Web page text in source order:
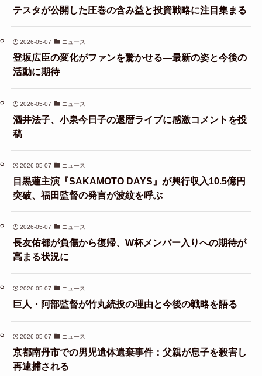
テスタが公開した圧巻の含み益と投資戦略に注目集まる
2026-05-07 ニュース
登坂広臣の変化がファンを驚かせる—最新の姿と今後の
活動に期待
2026-05-07 ニュース
酒井法子、小泉今日子の還暦ライブに感激コメントを投
稿
2026-05-07 ニュース
目黒蓮主演『SAKAMOTO DAYS』が興行収入10.5億円
突破、福田監督の発言が波紋を呼ぶ
2026-05-07 ニュース
長友佑都が負傷から復帰、W杯メンバー入りへの期待が
高まる状況に
2026-05-07 ニュース
巨人・阿部監督が竹丸続投の理由と今後の戦略を語る
2026-05-07 ニュース
京都南丹市での男児遺体遺棄事件：父親が息子を殺害し
再逮捕される